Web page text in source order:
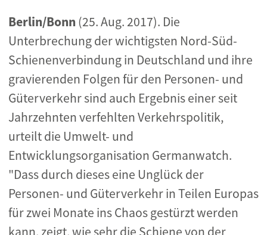
Berlin/Bonn (25. Aug. 2017). Die
Unterbrechung der wichtigsten Nord-Süd-
Schienenverbindung in Deutschland und ihre
gravierenden Folgen für den Personen- und
Güterverkehr sind auch Ergebnis einer seit
Jahrzehnten verfehlten Verkehrspolitik,
urteilt die Umwelt- und
Entwicklungsorganisation Germanwatch.
"Dass durch dieses eine Unglück der
Personen- und Güterverkehr in Teilen Europas
für zwei Monate ins Chaos gestürzt werden
kann, zeigt, wie sehr die Schiene von der